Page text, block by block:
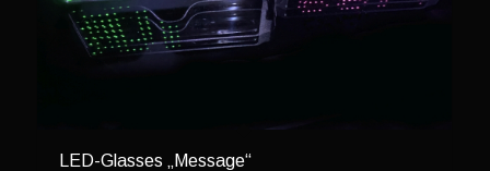
LED-Glasses „Message“